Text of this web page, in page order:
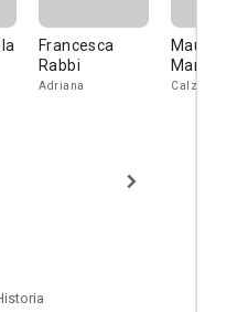
Francesca
Rabbi
Adriana
Mauro
Marchese
Calzolari